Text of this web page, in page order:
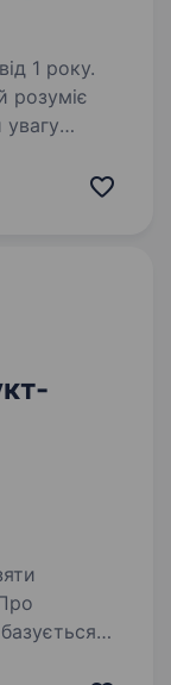
1 року.
розуміє
увагу
за якими